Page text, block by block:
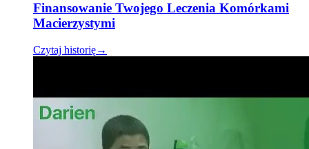
Finansowanie Twojego Leczenia Komórkami
Macierzystymi
Czytaj historię→